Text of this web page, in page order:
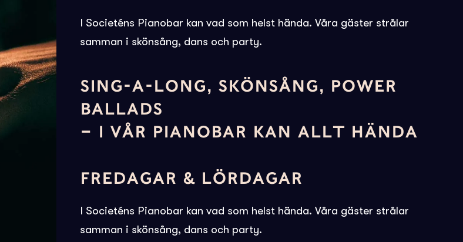
I Societéns Pianobar kan vad som helst hända. Våra gäster strålar
samman i skönsång, dans och party.
SING-A-LONG, SKÖNSÅNG, POWER
BALLADS
– I VÅR PIANOBAR KAN ALLT HÄNDA
FREDAGAR & LÖRDAGAR
I Societéns Pianobar kan vad som helst hända. Våra gäster strålar
samman i skönsång, dans och party.